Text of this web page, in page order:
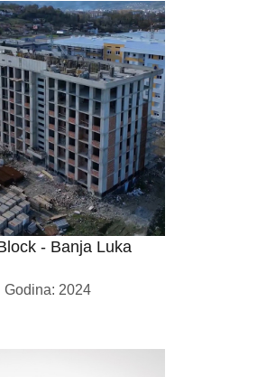
- Banja Luka
Godina: 2024